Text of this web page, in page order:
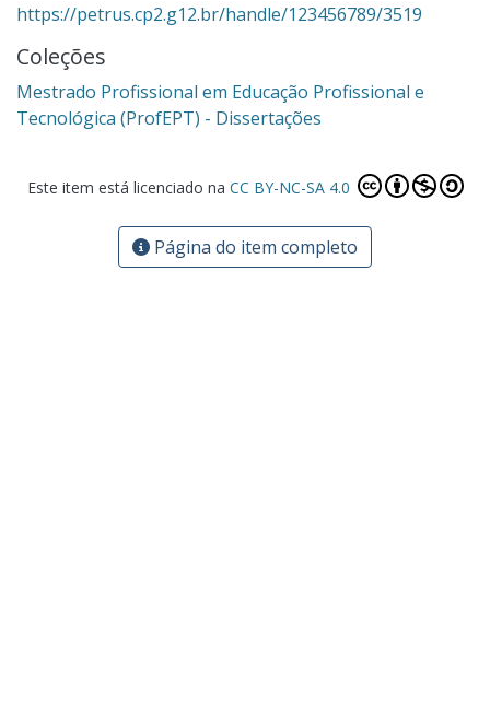
https://petrus.cp2.g12.br/handle/123456789/3519
Coleções
Mestrado Profissional em Educação Profissional e
Tecnológica (ProfEPT) - Dissertações
Este item está licenciado na CC BY-NC-SA 4.0
Página do item completo